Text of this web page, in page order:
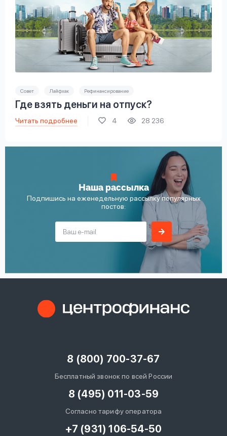
Совет Лайфхак Рефинансирование
Где взять деньги на отпуск?
Читать подробнее 4 28 236
Наша рассылка
Подпишись на еженедельную рассылку популярных
постов:
8 (800) 700-37-67
Бесплатный звонок по всей России
8 (495) 011-03-59
Согласно тарифу оператора
+7 (931) 106-54-50